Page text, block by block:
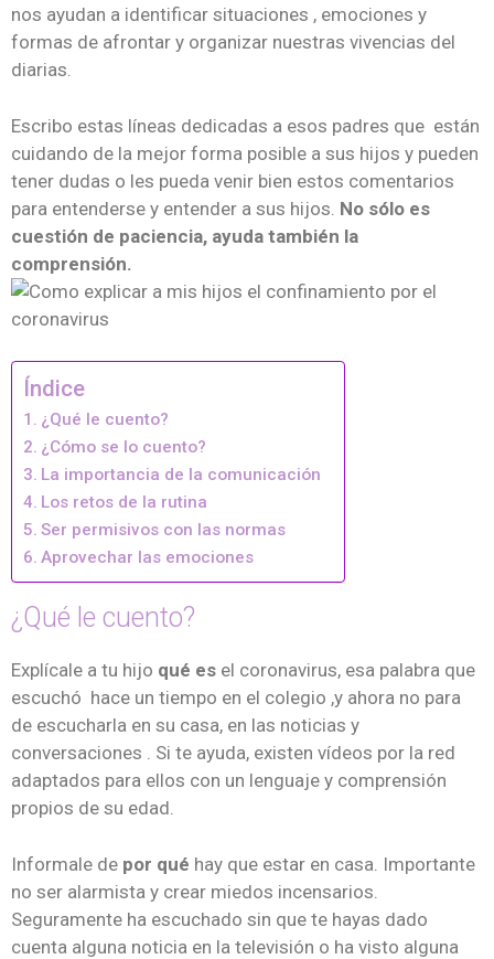
nos ayudan a identificar situaciones , emociones y
formas de afrontar y organizar nuestras vivencias del
diarias.
Escribo estas líneas dedicadas a esos padres que están
cuidando de la mejor forma posible a sus hijos y pueden
tener dudas o les pueda venir bien estos comentarios
para entenderse y entender a sus hijos. No sólo es
cuestión de paciencia, ayuda también la
comprensión.
Índice
¿Qué le cuento?
¿Cómo se lo cuento?
La importancia de la comunicación
Los retos de la rutina
Ser permisivos con las normas
Aprovechar las emociones
¿Qué le cuento?
Explícale a tu hijo qué es el coronavirus, esa palabra que
escuchó hace un tiempo en el colegio ,y ahora no para
de escucharla en su casa, en las noticias y
conversaciones . Si te ayuda, existen vídeos por la red
adaptados para ellos con un lenguaje y comprensión
propios de su edad.
Informale de por qué hay que estar en casa. Importante
no ser alarmista y crear miedos incensarios.
Seguramente ha escuchado sin que te hayas dado
cuenta alguna noticia en la televisión o ha visto alguna